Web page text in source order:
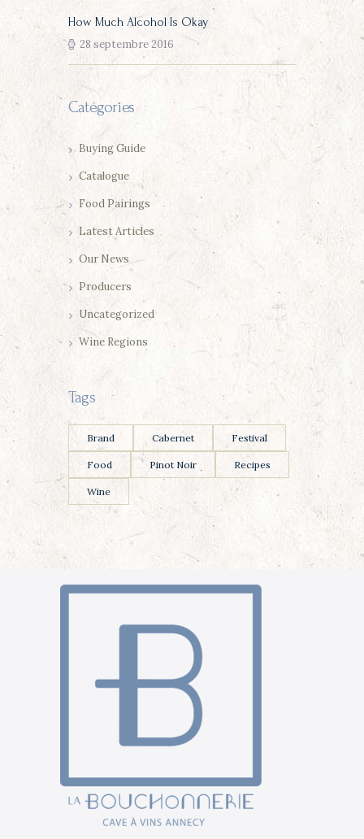
How Much Alcohol Is Okay
28 septembre 2016
Catégories
Buying Guide
Catalogue
Food Pairings
Latest Articles
Our News
Producers
Uncategorized
Wine Regions
Tags
Brand Cabernet Festival
Food Pinot Noir Recipes
Wine